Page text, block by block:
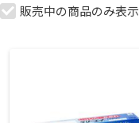
販売中の商品のみ表示